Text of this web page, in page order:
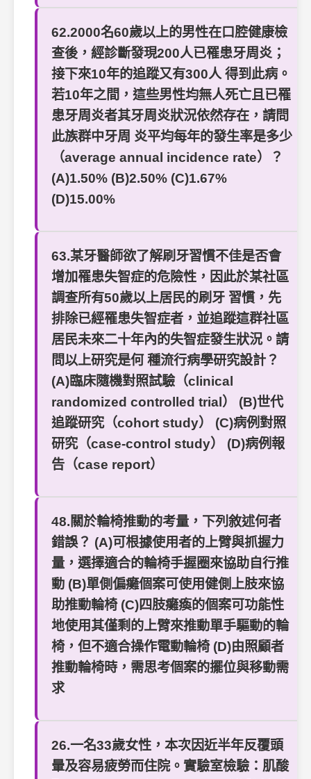
62.2000名60歲以上的男性在口腔健康檢
查後，經診斷發現200人已罹患牙周炎；
接下來10年的追蹤又有300人 得到此病。
若10年之間，這些男性均無人死亡且已罹
患牙周炎者其牙周炎狀況依然存在，請問
此族群中牙周 炎平均每年的發生率是多少
（average annual incidence rate）？
(A)1.50% (B)2.50% (C)1.67%
(D)15.00%
63.某牙醫師欲了解刷牙習慣不佳是否會
增加罹患失智症的危險性，因此於某社區
調查所有50歲以上居民的刷牙 習慣，先
排除已經罹患失智症者，並追蹤這群社區
居民未來二十年內的失智症發生狀況。請
問以上研究是何 種流行病學研究設計？
(A)臨床隨機對照試驗（clinical
randomized controlled trial） (B)世代
追蹤研究（cohort study） (C)病例對照
研究（case-control study） (D)病例報
告（case report）
48.關於輪椅推動的考量，下列敘述何者
錯誤？ (A)可根據使用者的上臂與抓握力
量，選擇適合的輪椅手握圈來協助自行推
動 (B)單側偏癱個案可使用健側上肢來協
助推動輪椅 (C)四肢癱瘓的個案可功能性
地使用其僅剩的上臂來推動單手驅動的輪
椅，但不適合操作電動輪椅 (D)由照顧者
推動輪椅時，需思考個案的擺位與移動需
求
26.一名33歲女性，本次因近半年反覆頭
暈及容易疲勞而住院。實驗室檢驗：肌酸